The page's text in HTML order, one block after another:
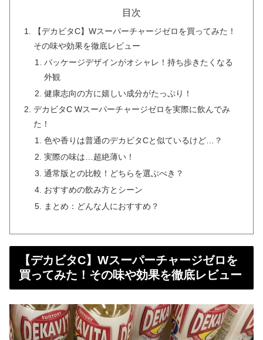
目次
【デカビタC】Wスーパーチャージゼロを買ってみた！
その味や効果を徹底レビュー
パッケージデザインがオシャレ！持ち歩きたくなる
外観
健康志向の方に嬉しい成分がたっぷり！
デカビタC Wスーパーチャージゼロを実際に飲んでみ
た！
色や香りは普通のデカビタCと似ているけど…？
実際の味は…超絶薄い！
通常版との比較！どちらを選ぶべき？
おすすめの飲み方とシーン
まとめ：どんな人におすすめ？
【デカビタC】Wスーパーチャージゼロを
買ってみた！その味や効果を徹底レビュー